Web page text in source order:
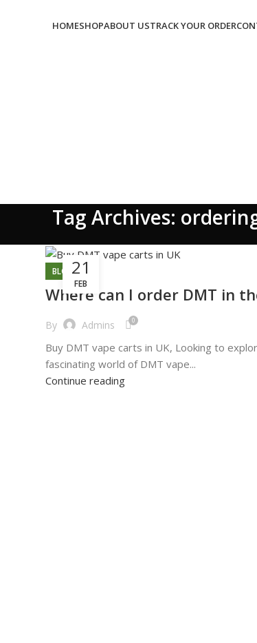
HOMESHOPABOUT USTRACK YOUR ORDER
Tag Archives:
21
FEB
BLOG
Where can I order DMT in
By Admins 0
Buy DMT vape carts in UK, Looking to
fascinating world of DMT vape...
Continue reading